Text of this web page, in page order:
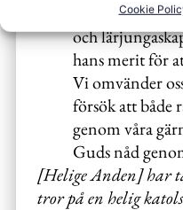
Cookie
Vi har hört
och
hans merit för
Vi omvänder
försök att både
genom våra
Guds nåd
[Helige Anden] har
tror på en helig